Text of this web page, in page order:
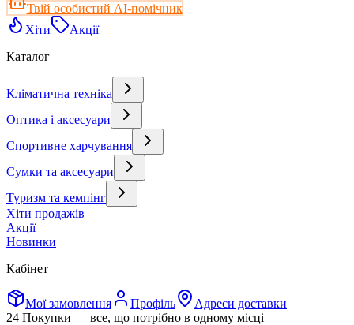
Твій особистий AI-помічник
Хіти
Акції
Каталог
Кліматична техніка
Оптика і аксесуари
Спортивне харчування
Сумки та аксесуари
Туризм та кемпінг
Хіти продажів
Акції
Новинки
Кабінет
Мої замовлення Профіль
Адреси доставки
24 Покупки — все, що потрібно в одному місці